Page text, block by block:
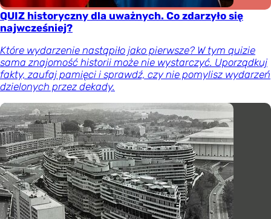
QUIZ historyczny dla uważnych. Co zdarzyło się
najwcześniej?
Które wydarzenie nastąpiło jako pierwsze? W tym quizie
sama znajomość historii może nie wystarczyć. Uporządkuj
fakty, zaufaj pamięci i sprawdź, czy nie pomylisz wydarzeń
dzielonych przez dekady.